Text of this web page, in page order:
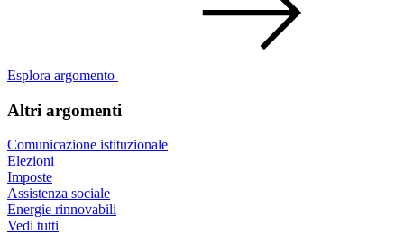
Esplora argomento
Altri argomenti
Comunicazione istituzionale
Elezioni
Imposte
Assistenza sociale
Energie rinnovabili
Vedi tutti